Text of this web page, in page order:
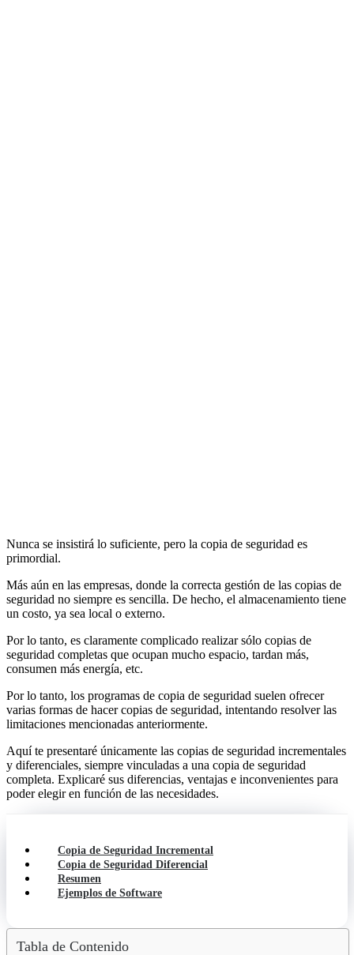
Nunca se insistirá lo suficiente, pero la copia de seguridad es
primordial.
Más aún en las empresas, donde la correcta gestión de las copias de
seguridad no siempre es sencilla. De hecho, el almacenamiento tiene
un costo, ya sea local o externo.
Por lo tanto, es claramente complicado realizar sólo copias de
seguridad completas que ocupan mucho espacio, tardan más,
consumen más energía, etc.
Por lo tanto, los programas de copia de seguridad suelen ofrecer
varias formas de hacer copias de seguridad, intentando resolver las
limitaciones mencionadas anteriormente.
Aquí te presentaré únicamente las copias de seguridad incrementales
y diferenciales, siempre vinculadas a una copia de seguridad
completa. Explicaré sus diferencias, ventajas e inconvenientes para
poder elegir en función de las necesidades.
Copia de Seguridad Incremental
Copia de Seguridad Diferencial
Resumen
Ejemplos de Software
Tabla de Contenido